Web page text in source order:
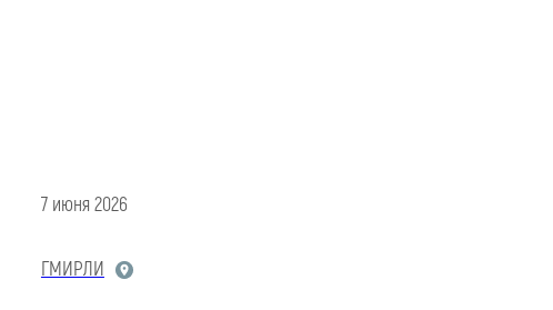
7 июня 2026
ГМИРЛИ